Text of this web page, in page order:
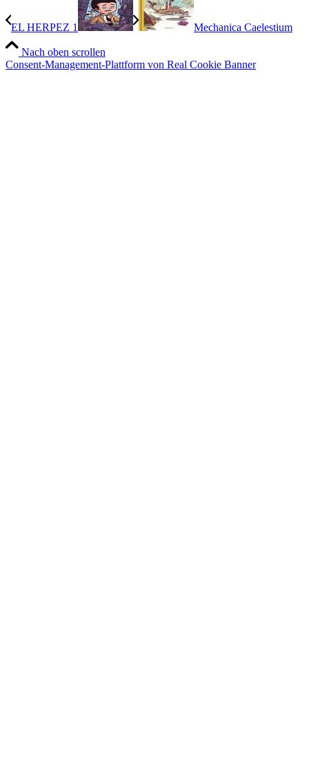
EL HERPEZ 1 Mechanica Caelestium
Nach oben scrollen
Consent-Management-Plattform von Real Cookie Banner